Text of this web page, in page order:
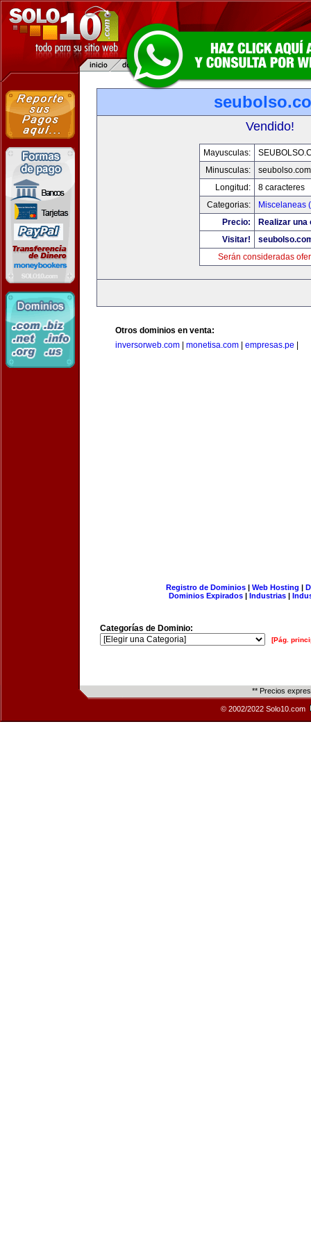
Vendido!
Mayusculas:
Minusculas:
seubolso.com
Longitud:
8 caracteres
Categorias:
Miscelaneas
Precio:
Realizar una
Visitar!
Serán consideradas
Otros dominios en venta:
inversorweb.com
monetisa.com empresas.pe
Registro de Dominios| Web Hosting |
Dominios Expirados | Industrias |
Categorías de Dominio:
[Pág.
** Precios
© 2002/2022 Solo10.com